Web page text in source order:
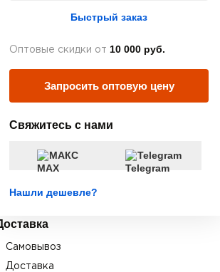
Быстрый заказ
Оптовые скидки от 10 000 руб.
Запросить оптовую цену
Свяжитесь с нами
МАКС Telegram
Нашли дешевле?
Самовывоз
Доставка